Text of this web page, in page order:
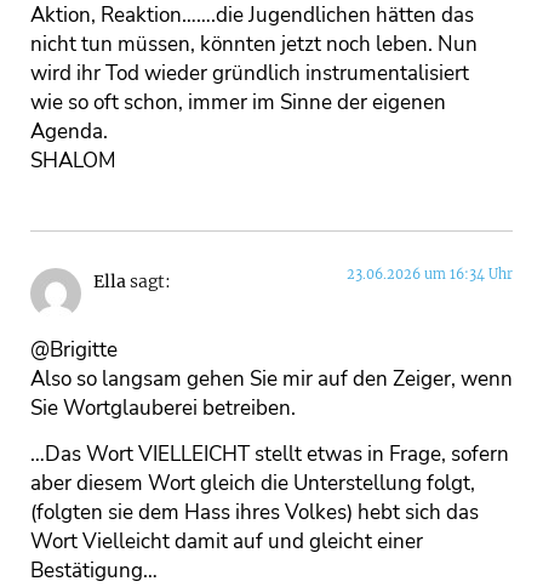
Aktion, Reaktion…….die Jugendlichen hätten das
nicht tun müssen, könnten jetzt noch leben. Nun
wird ihr Tod wieder gründlich instrumentalisiert
wie so oft schon, immer im Sinne der eigenen
Agenda.
SHALOM
Ellasagt: 23.06.2026 um 16:34 Uhr
@Brigitte
Also so langsam gehen Sie mir auf den Zeiger, wenn
Sie Wortglauberei betreiben.
…Das Wort VIELLEICHT stellt etwas in Frage, sofern
aber diesem Wort gleich die Unterstellung folgt,
(folgten sie dem Hass ihres Volkes) hebt sich das
Wort Vielleicht damit auf und gleicht einer
Bestätigung…